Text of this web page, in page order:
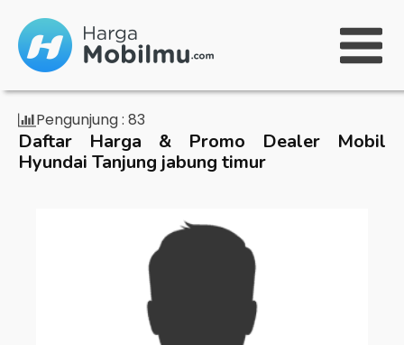
Pengunjung : 83
Daftar Harga & Promo Dealer Mobil
Hyundai Tanjung jabung timur